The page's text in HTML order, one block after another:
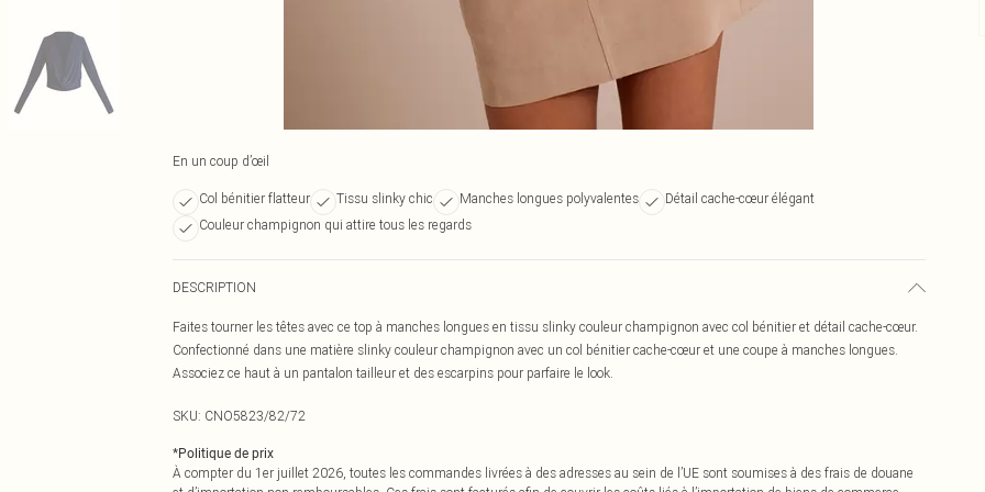
En un coup d’œil
Col bénitier flatteur Tissu slinky chic Manches longues polyvalentes
Détail cache-cœur élégant
Couleur champignon qui attire tous les regards
DESCRIPTION
Faites tourner les têtes avec ce top à manches longues en tissu slinky couleur champignon avec col bénitier et détail cache-cœur.
Confectionné dans une matière slinky couleur champignon avec un col bénitier cache-cœur et une coupe à manches longues.
Associez ce haut à un pantalon tailleur et des escarpins pour parfaire le look.
SKU: CNO5823/82/72
*Politique de prix
À compter du 1er juillet 2026, toutes les commandes livrées à des adresses au sein de l’UE sont soumises à des frais de douane